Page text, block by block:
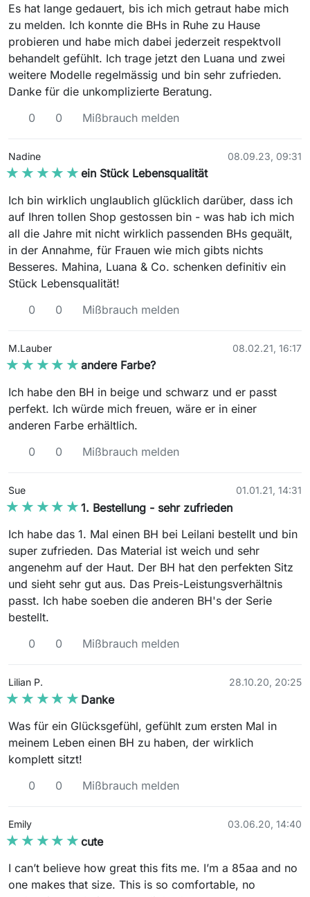
Es hat lange gedauert, bis ich mich getraut habe mich
zu melden. Ich konnte die BHs in Ruhe zu Hause
probieren und habe mich dabei jederzeit respektvoll
behandelt gefühlt. Ich trage jetzt den Luana und zwei
weitere Modelle regelmässig und bin sehr zufrieden.
Danke für die unkomplizierte Beratung.
0
0 Mißbrauch melden
Nadine 08.09.23, 09:31
★★★★★
★★★★★ ein Stück Lebensqualität
Ich bin wirklich unglaublich glücklich darüber, dass ich
auf Ihren tollen Shop gestossen bin - was hab ich mich
all die Jahre mit nicht wirklich passenden BHs gequält,
in der Annahme, für Frauen wie mich gibts nichts
Besseres. Mahina, Luana & Co. schenken definitiv ein
Stück Lebensqualität!
0
0 Mißbrauch melden
M.Lauber 08.02.21, 16:17
★★★★★
★★★★★ andere Farbe?
Ich habe den BH in beige und schwarz und er passt
perfekt. Ich würde mich freuen, wäre er in einer
anderen Farbe erhältlich.
0
0 Mißbrauch melden
Sue 01.01.21, 14:31
★★★★★
★★★★★ 1. Bestellung - sehr zufrieden
Ich habe das 1. Mal einen BH bei Leilani bestellt und bin
super zufrieden. Das Material ist weich und sehr
angenehm auf der Haut. Der BH hat den perfekten Sitz
und sieht sehr gut aus. Das Preis-Leistungsverhältnis
passt. Ich habe soeben die anderen BH's der Serie
bestellt.
0
0 Mißbrauch melden
Lilian P. 28.10.20, 20:25
★★★★★
★★★★★ Danke
Was für ein Glücksgefühl, gefühlt zum ersten Mal in
meinem Leben einen BH zu haben, der wirklich
komplett sitzt!
0
0 Mißbrauch melden
Emily 03.06.20, 14:40
★★★★★
★★★★★ cute
I can’t believe how great this fits me. I’m a 85aa and no
one makes that size. This is so comfortable, no